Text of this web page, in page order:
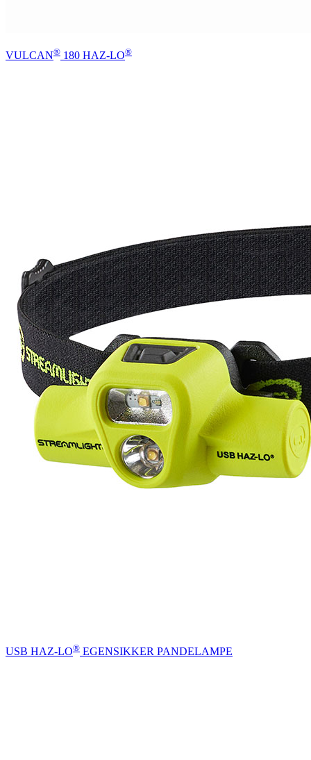
VULCAN® 180 HAZ-LO®
USB HAZ-LO® EGENSIKKER PANDELAMPE